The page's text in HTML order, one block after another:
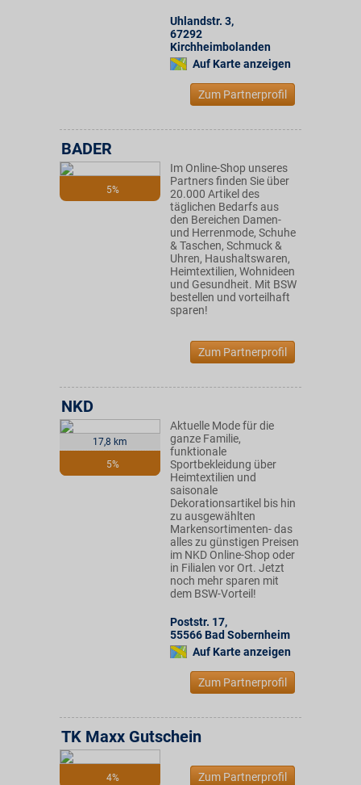
Uhlandstr. 3,
67292
Kirchheimbolanden
Auf Karte anzeigen
Zum Partnerprofil
5%
BADER
Im Online-Shop unseres
Partners finden Sie über
20.000 Artikel des
täglichen Bedarfs aus
den Bereichen Damen-
und Herrenmode, Schuhe
& Taschen, Schmuck &
Uhren, Haushaltswaren,
Heimtextilien, Wohnideen
und Gesundheit. Mit BSW
bestellen und vorteilhaft
sparen!
Zum Partnerprofil
17,8 km
5%
NKD
Aktuelle Mode für die
ganze Familie,
funktionale
Sportbekleidung über
Heimtextilien und
saisonale
Dekorationsartikel bis hin
zu ausgewählten
Markensortimenten- das
alles zu günstigen Preisen
im NKD Online-Shop oder
in Filialen vor Ort. Jetzt
noch mehr sparen mit
dem BSW-Vorteil!
Poststr. 17,
55566 Bad Sobernheim
Auf Karte anzeigen
Zum Partnerprofil
4%
TK Maxx Gutschein
Zum Partnerprofil